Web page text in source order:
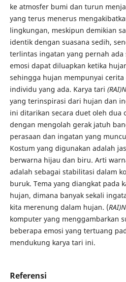
ke atmosfer bumi dan turun
yang terus menerus
lingkungan, meskipun demikian
identik dengan suasana sedih,
terlintas ingatan yang pernah ada
emosi dapat diluapkan ketika
sehingga hujan mempunyai
individu yang ada. Karya tari (RAI)N
yang terinspirasi dari hujan dan
ini ditarikan secara duet oleh dua
dengan mengolah gerak jatuh
perasaan dan ingatan yang
Kostum yang digunakan adalah
berwarna hijau dan biru. Arti
adalah sebagai stabilitasi dalam
buruk. Tema yang diangkat pada
hujan, dimana banyak sekali
kita merenung dalam hujan. (RAI)N
komputer yang menggambarkan
beberapa emosi yang tertuang
mendukung karya tari ini.
Referensi